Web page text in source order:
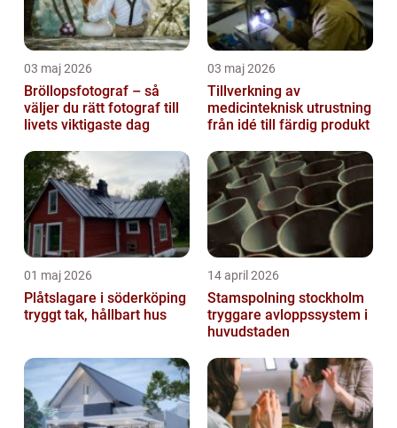
03 maj 2026
Bröllopsfotograf – så
väljer du rätt fotograf till
livets viktigaste dag
03 maj 2026
Tillverkning av
medicinteknisk utrustning
från idé till färdig produkt
01 maj 2026
Plåtslagare i söderköping
tryggt tak, hållbart hus
14 april 2026
Stamspolning stockholm
tryggare avloppssystem i
huvudstaden